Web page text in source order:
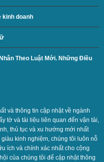
kinh doanh
Theo Luật Mới. Những Điều
và thông tin cập nhật về ngành
tờ và tài liệu liên quan đến vận tải,
thủ tục và xu hướng mới nhất
kinh nghiệm, chúng tôi luôn nỗ
ích và chính xác nhất cho cộng
của chúng tôi để cập nhật thông